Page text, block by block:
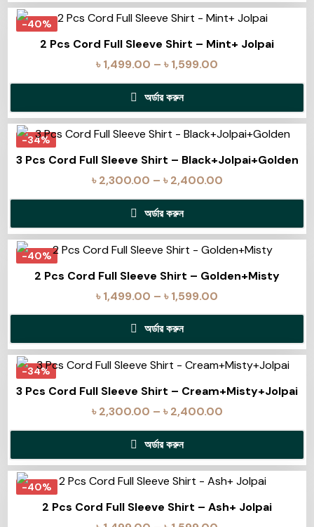
-40%
2 Pcs Cord Full Sleeve Shirt – Mint+ Jolpai
৳1,499.00 – ৳1,599.00
অর্ডার করুন
-34%
3 Pcs Cord Full Sleeve Shirt – Black+Jolpai+Golden
৳2,300.00 – ৳2,400.00
অর্ডার করুন
-40%
2 Pcs Cord Full Sleeve Shirt – Golden+Misty
৳1,499.00 – ৳1,599.00
অর্ডার করুন
-34%
3 Pcs Cord Full Sleeve Shirt – Cream+Misty+Jolpai
৳2,300.00 – ৳2,400.00
অর্ডার করুন
-40%
2 Pcs Cord Full Sleeve Shirt – Ash+ Jolpai